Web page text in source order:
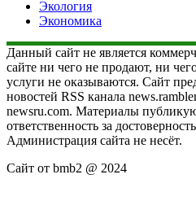
Экология
Экономика
Данный сайт не является
сайте ни чего не продают, ни
услуги не оказываются. Сайт
новостей RSS канала
newsru.com. Материалы
ответственность за
Администрация сайта не несёт.
Сайт от bmb2 @ 2024